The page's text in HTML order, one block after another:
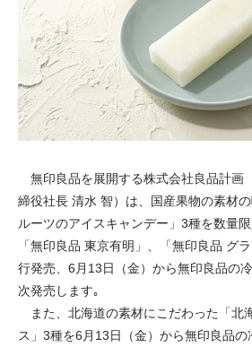
無印良品を展開する株式会社良品計画
締役社長 清水 智）は、国産果物の素材
ルーツのアイスキャンデー」3種を数量
「無印良品 東京有明」、「無印良品 グ
行発売、6月13日（金）から無印良品の
次発売します｡
また、北海道の素材にこだわった「北
ス」3種を6月13日（金）から無印良品